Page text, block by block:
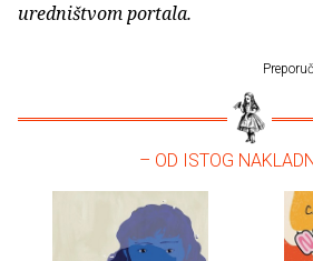
uredništvom portala.
– OD ISTOG